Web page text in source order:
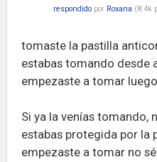
respondido por Roxana (8.4k
tomaste la pastilla
estabas tomando desde
empezaste a tomar
Si ya la venías tomando,
estabas protegida por la
empezaste a tomar no